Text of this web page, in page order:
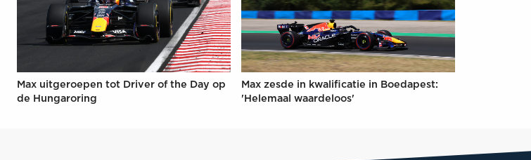
Max uitgeroepen tot Driver of the Day op
de Hungaroring
Max zesde in kwalificatie in Boedapest:
'Helemaal waardeloos'